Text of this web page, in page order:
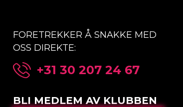
FORETREKKER Å SNAKKE MED
OSS DIREKTE:
+31 30 207 24 67
BLI MEDLEM AV KLUBBEN